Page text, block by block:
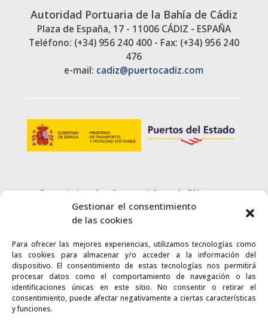
Gestionar el consentimiento
de las cookies
Para ofrecer las mejores experiencias, utilizamos tecnologías como
las cookies para almacenar y/o acceder a la información del
dispositivo. El consentimiento de estas tecnologías nos permitirá
procesar datos como el comportamiento de navegación o las
identificaciones únicas en este sitio. No consentir o retirar el
consentimiento, puede afectar negativamente a ciertas características
y funciones.
Autoridad Portuaria de la Bahía de Cádiz
Plaza de España, 17 - 11006 CÁDIZ - ESPAÑA
Teléfono: (+34) 956 240 400 - Fax: (+34) 956 240
476
e-mail: cadiz@puertocadiz.com
Servicio de Atención al Cliente
900 720 415
CONTACTO